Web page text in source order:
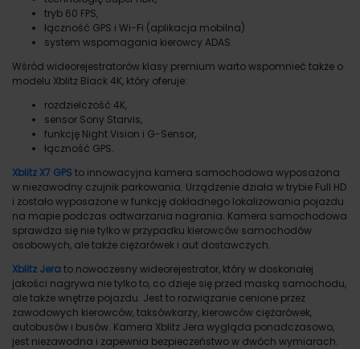
tryb 60 FPS,
łączność GPS i Wi-Fi (aplikacja mobilna)
system wspomagania kierowcy ADAS.
Wśród wideorejestratorów klasy premium warto wspomnieć także o
modelu Xblitz Black 4K, który oferuje:
rozdzielczość 4K,
sensor Sony Starvis,
funkcję Night Vision i G-Sensor,
łączność GPS.
Xblitz X7 GPSto innowacyjna kamera samochodowa wyposażona
w niezawodny czujnik parkowania. Urządzenie działa w trybie Full HD
i zostało wyposażone w funkcję dokładnego lokalizowania pojazdu
na mapie podczas odtwarzania nagrania. Kamera samochodowa
sprawdza się nie tylko w przypadku kierowców samochodów
osobowych, ale także ciężarówek i aut dostawczych.
Xblitz Jerato nowoczesny wideorejestrator, który w doskonałej
jakości nagrywa nie tylko to, co dzieje się przed maską samochodu,
ale także wnętrze pojazdu. Jest to rozwiązanie cenione przez
zawodowych kierowców, taksówkarzy, kierowców ciężarówek,
autobusów i busów. Kamera Xblitz Jera wygląda ponadczasowo,
jest niezawodna i zapewnia bezpieczeństwo w dwóch wymiarach.